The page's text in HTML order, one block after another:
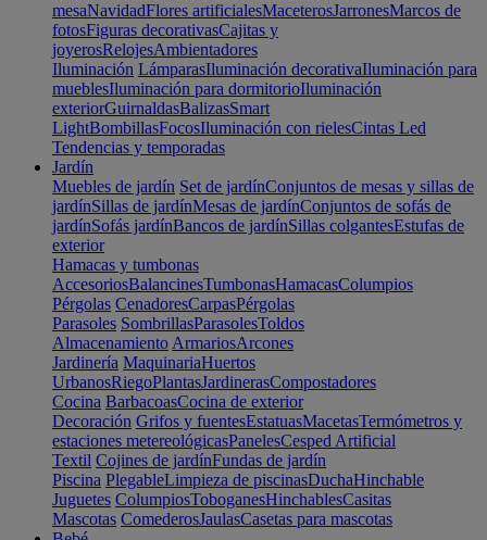
mesaNavidadFlores artificialesMaceterosJarronesMarcos de
fotosFiguras decorativasCajitas y
joyerosRelojesAmbientadores
Iluminación LámparasIluminación decorativaIluminación para
mueblesIluminación para dormitorioIluminación
exteriorGuirnaldasBalizasSmart
LightBombillasFocosIluminación con rielesCintas Led
Tendencias y temporadas
Jardín
Muebles de jardín Set de jardínConjuntos de mesas y sillas de
jardínSillas de jardínMesas de jardínConjuntos de sofás de
jardínSofás jardínBancos de jardínSillas colgantesEstufas de
exterior
Hamacas y tumbonas
AccesoriosBalancinesTumbonasHamacasColumpios
Pérgolas CenadoresCarpasPérgolas
Parasoles SombrillasParasolesToldos
Almacenamiento ArmariosArcones
Jardinería MaquinariaHuertos
UrbanosRiegoPlantasJardinerasCompostadores
Cocina BarbacoasCocina de exterior
Decoración Grifos y fuentesEstatuasMacetasTermómetros y
estaciones metereológicasPanelesCesped Artificial
Textil Cojines de jardínFundas de jardín
Piscina PlegableLimpieza de piscinasDuchaHinchable
Juguetes ColumpiosToboganesHinchablesCasitas
Mascotas ComederosJaulasCasetas para mascotas